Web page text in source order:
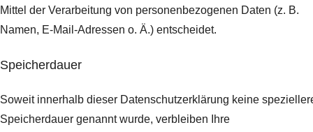
Mittel der Verarbeitung von personenbezogenen Daten (z. B.
Namen, E-Mail-Adressen o. Ä.) entscheidet.
Speicherdauer
Soweit innerhalb dieser Datenschutzerklärung keine
Speicherdauer genannt wurde, verbleiben Ihre